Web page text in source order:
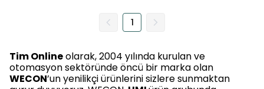
1
Tim Onlineolarak, 2004 yılında kurulan ve
otomasyon sektöründe öncü bir marka olan
WECON’un yenilikçi ürünlerini sizlere sunmaktan